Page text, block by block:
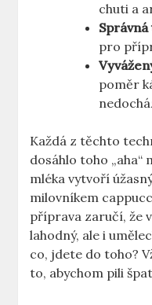
chuti a
pro
poměr
Každá z těchto
dosáhlo toho „aha“
mléka vytvoří
milovníkem
příprava zaručí, že
lahodný, ale i
co, jdete do toho?
to, abychom pili